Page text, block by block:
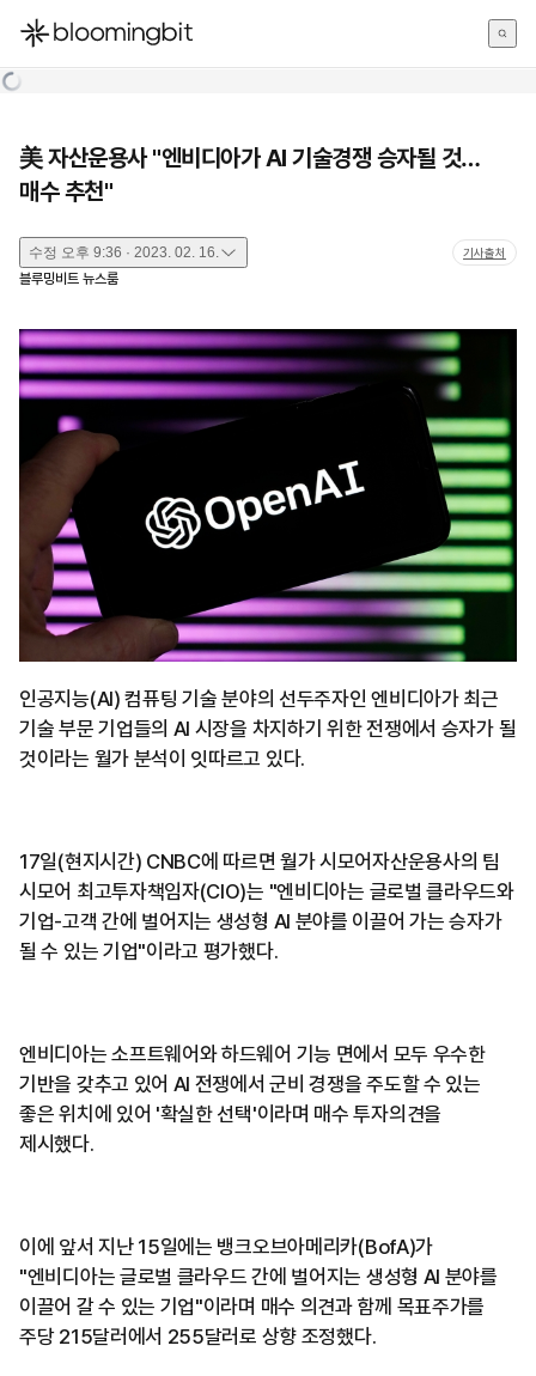
한국어
美 자산운용사 "엔비디아가 AI 기술경쟁 승자될 것…
매수 추천"
수정 오후 9:36 · 2023. 02. 16. 기사출처
블루밍비트 뉴스룸
인공지능(AI) 컴퓨팅 기술 분야의 선두주자인 엔비디아가 최근
기술 부문 기업들의 AI 시장을 차지하기 위한 전쟁에서 승자가 될
것이라는 월가 분석이 잇따르고 있다.
17일(현지시간) CNBC에 따르면 월가 시모어자산운용사의 팀
시모어 최고투자책임자(CIO)는 "엔비디아는 글로벌 클라우드와
기업-고객 간에 벌어지는 생성형 AI 분야를 이끌어 가는 승자가
될 수 있는 기업"이라고 평가했다.
엔비디아는 소프트웨어와 하드웨어 기능 면에서 모두 우수한
기반을 갖추고 있어 AI 전쟁에서 군비 경쟁을 주도할 수 있는
좋은 위치에 있어 '확실한 선택'이라며 매수 투자의견을
제시했다.
이에 앞서 지난 15일에는 뱅크오브아메리카(BofA)가
"엔비디아는 글로벌 클라우드 간에 벌어지는 생성형 AI 분야를
이끌어 갈 수 있는 기업"이라며 매수 의견과 함께 목표주가를
주당 215달러에서 255달러로 상향 조정했다.